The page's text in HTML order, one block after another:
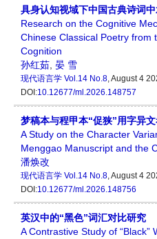
具身认知视域下中国古典诗词
Research on the Cognitive
Chinese Classical Poetry from
Cognition
孙红茹 晏 雪
现代语言学 Vol.14 No.8, August 4
DOI:10.12677/ml.2026.148757
梦稿本与程甲本“促狭”用字异
A Study on the Character
Menggao Manuscript and the
潘焕改
现代语言学 Vol.14 No.8, August 4
DOI:10.12677/ml.2026.148756
英汉中的“黑色”词汇对比研究
A Contrastive Study of